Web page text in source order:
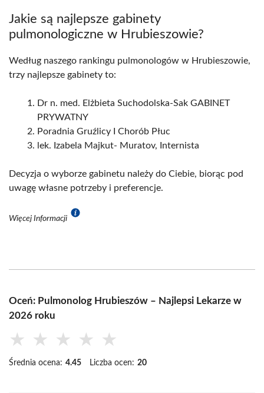
Jakie są najlepsze gabinety
pulmonologiczne w Hrubieszowie?
Według naszego rankingu pulmonologów w Hrubieszowie,
trzy najlepsze gabinety to:
Dr n. med. Elżbieta Suchodolska-Sak GABINET
PRYWATNY
Poradnia Gruźlicy I Chorób Płuc
lek. Izabela Majkut- Muratov, Internista
Decyzja o wyborze gabinetu należy do Ciebie, biorąc pod
uwagę własne potrzeby i preferencje.
Więcej Informacji
Oceń: Pulmonolog Hrubieszów – Najlepsi Lekarze w
2026 roku
★ ★ ★ ★ ★
Średnia ocena: 4.45 Liczba ocen: 20